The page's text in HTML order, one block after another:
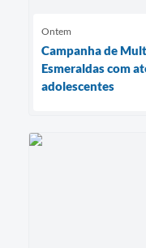
Ontem
Campanha de
Esmeraldas com
adolescentes